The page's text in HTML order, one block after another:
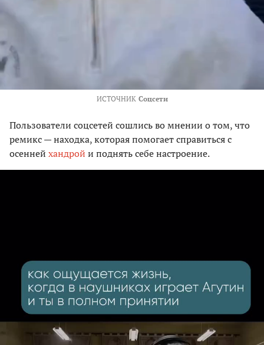
ИСТОЧНИК Соцсети
Пользователи соцсетей сошлись во мнении о том, что
ремикс — находка, которая помогает справиться с
осенней хандрой и поднять себе настроение.